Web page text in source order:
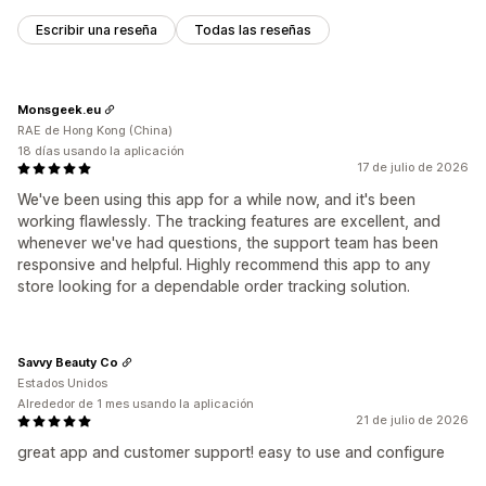
Seguimiento
Traducción Notificaciones personalizadas
Escribir una reseña Todas las reseñas
17 de julio de 2026
We've been using this app for a while now, and it's been
working flawlessly. The tracking features are excellent, and
whenever we've had questions, the support team has been
responsive and helpful. Highly recommend this app to any
store looking for a dependable order tracking solution.
Monsgeek.eu
RAE de Hong Kong (China)
18 días usando la aplicación
21 de julio de 2026
great app and customer support! easy to use and configure
Savvy Beauty Co
Estados Unidos
Alrededor de 1 mes usando la aplicación